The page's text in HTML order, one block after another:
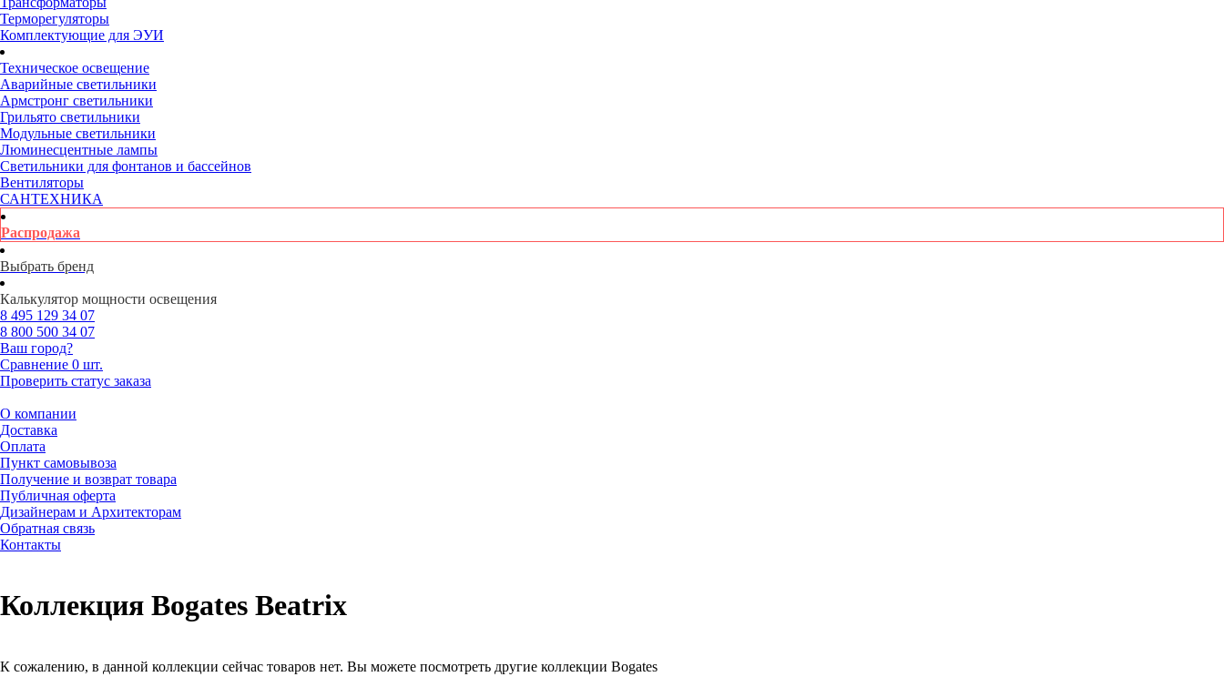
Терморегуляторы
Комплектующие для ЭУИ
Техническое освещение
Аварийные светильники
Армстронг светильники
Грильято светильники
Модульные светильники
Люминесцентные лампы
Светильники для фонтанов и бассейнов
Вентиляторы
САНТЕХНИКА
Распродажа
Выбрать бренд
Калькулятор мощности освещения
8 495 129 34 07
8 800 500 34 07
Ваш город?
Сравнение 0 шт.
Проверить статус заказа
О компании
Доставка
Оплата
Пункт самовывоза
Получение и возврат товара
Публичная оферта
Дизайнерам и Архитекторам
Обратная связь
Контакты
Коллекция Bogates Beatrix
К сожалению, в данной коллекции сейчас товаров нет. Вы можете посмотреть другие коллекции Bogates